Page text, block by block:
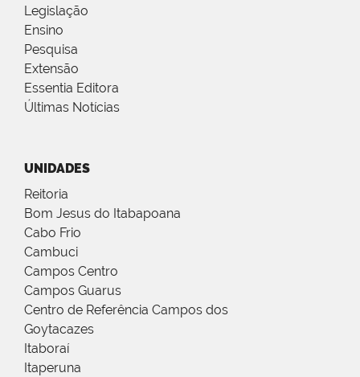
Legislação
Ensino
Pesquisa
Extensão
Essentia Editora
Últimas Notícias
UNIDADES
Reitoria
Bom Jesus do Itabapoana
Cabo Frio
Cambuci
Campos Centro
Campos Guarus
Centro de Referência Campos dos
Goytacazes
Itaboraí
Itaperuna